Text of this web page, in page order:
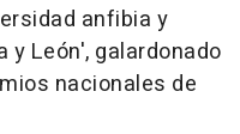
anfibia y
León', galardonado
nacionales de